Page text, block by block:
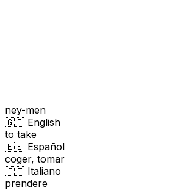
ney-men
🇬🇧 English
to take
🇪🇸 Español
coger, tomar
🇮🇹 Italiano
prendere